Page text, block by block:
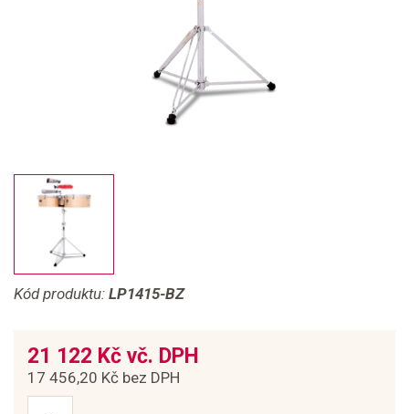
Kód produktu: LP1415-BZ
21 122 Kč vč. DPH
17 456,20 Kč bez DPH